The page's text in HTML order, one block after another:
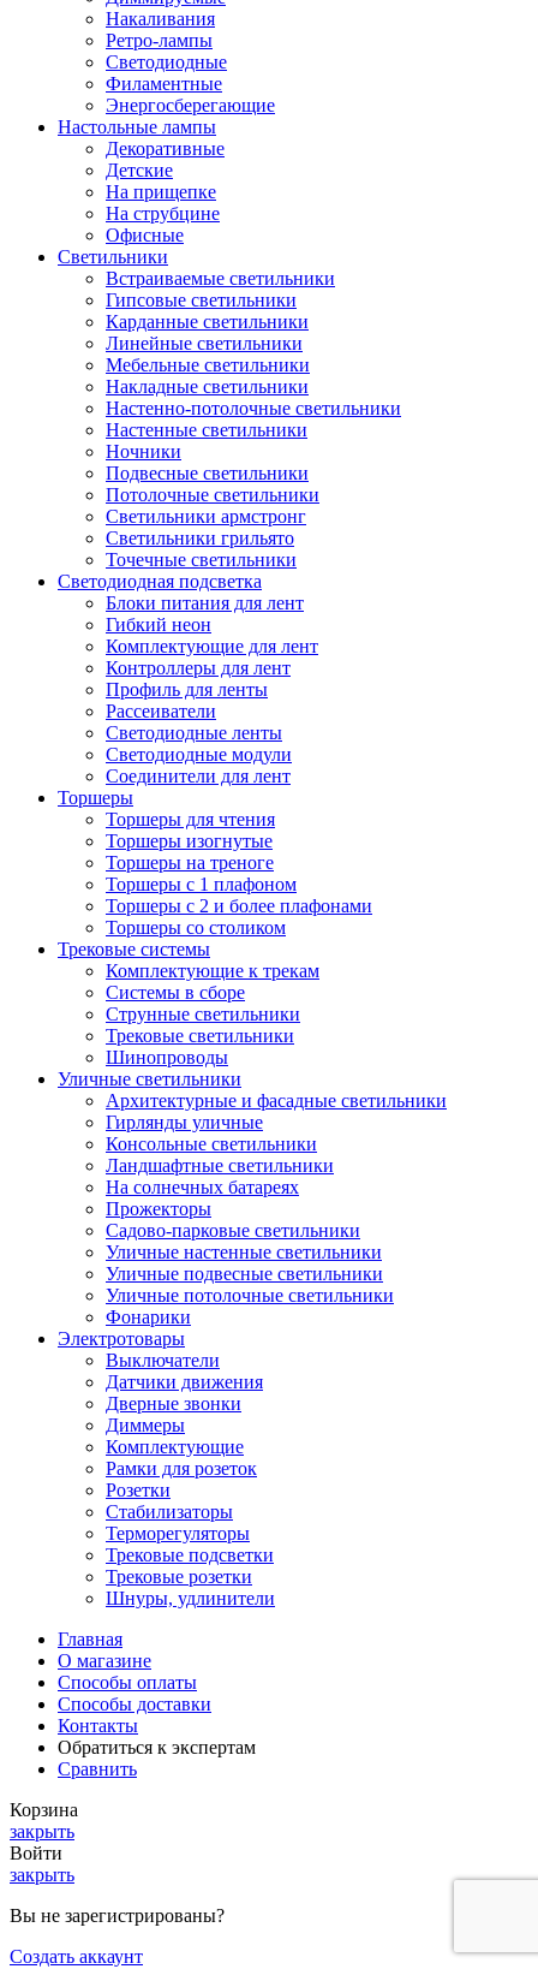
Накаливания
Ретро-лампы
Светодиодные
Филаментные
Энергосберегающие
Настольные лампы
Декоративные
Детские
На прищепке
На струбцине
Офисные
Светильники
Встраиваемые светильники
Гипсовые светильники
Карданные светильники
Линейные светильники
Мебельные светильники
Накладные светильники
Настенно-потолочные светильники
Настенные светильники
Ночники
Подвесные светильники
Потолочные светильники
Светильники армстронг
Светильники грильято
Точечные светильники
Светодиодная подсветка
Блоки питания для лент
Гибкий неон
Комплектующие для лент
Контроллеры для лент
Профиль для ленты
Рассеиватели
Светодиодные ленты
Светодиодные модули
Соединители для лент
Торшеры
Торшеры для чтения
Торшеры изогнутые
Торшеры на треноге
Торшеры с 1 плафоном
Торшеры с 2 и более плафонами
Торшеры со столиком
Трековые системы
Комплектующие к трекам
Системы в сборе
Струнные светильники
Трековые светильники
Шинопроводы
Уличные светильники
Архитектурные и фасадные светильники
Гирлянды уличные
Консольные светильники
Ландшафтные светильники
На солнечных батареях
Прожекторы
Садово-парковые светильники
Уличные настенные светильники
Уличные подвесные светильники
Уличные потолочные светильники
Фонарики
Электротовары
Выключатели
Датчики движения
Дверные звонки
Диммеры
Комплектующие
Рамки для розеток
Розетки
Стабилизаторы
Терморегуляторы
Трековые подсветки
Трековые розетки
Шнуры, удлинители
Главная
О магазине
Способы оплаты
Способы доставки
Контакты
Обратиться к экспертам
Сравнить
Корзина
закрыть
Войти
закрыть
Вы не зарегистрированы?
Создать аккаунт